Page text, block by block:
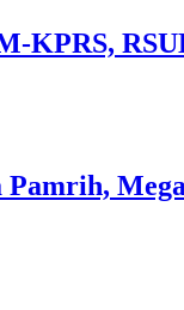
KPRS,
Pamrih,